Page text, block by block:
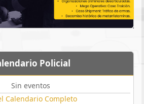
Policial
Sin eventos
Calendario Completo